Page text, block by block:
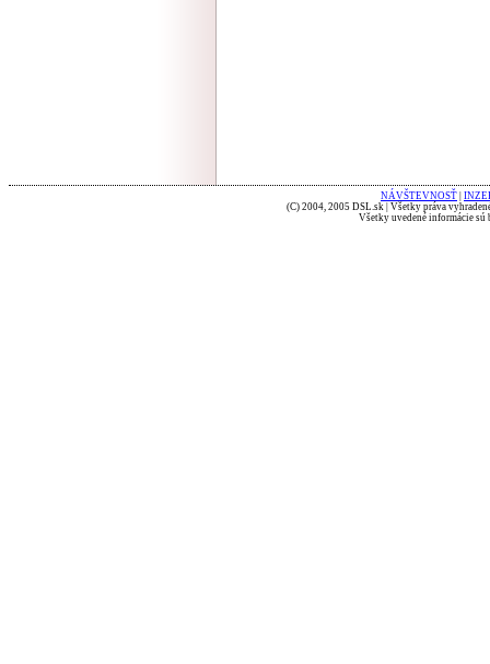
NÁVŠTEVNOSŤ
(C) 2004, 2005 DSL.sk | Všetky práva
Všetky uvedené informácie sú